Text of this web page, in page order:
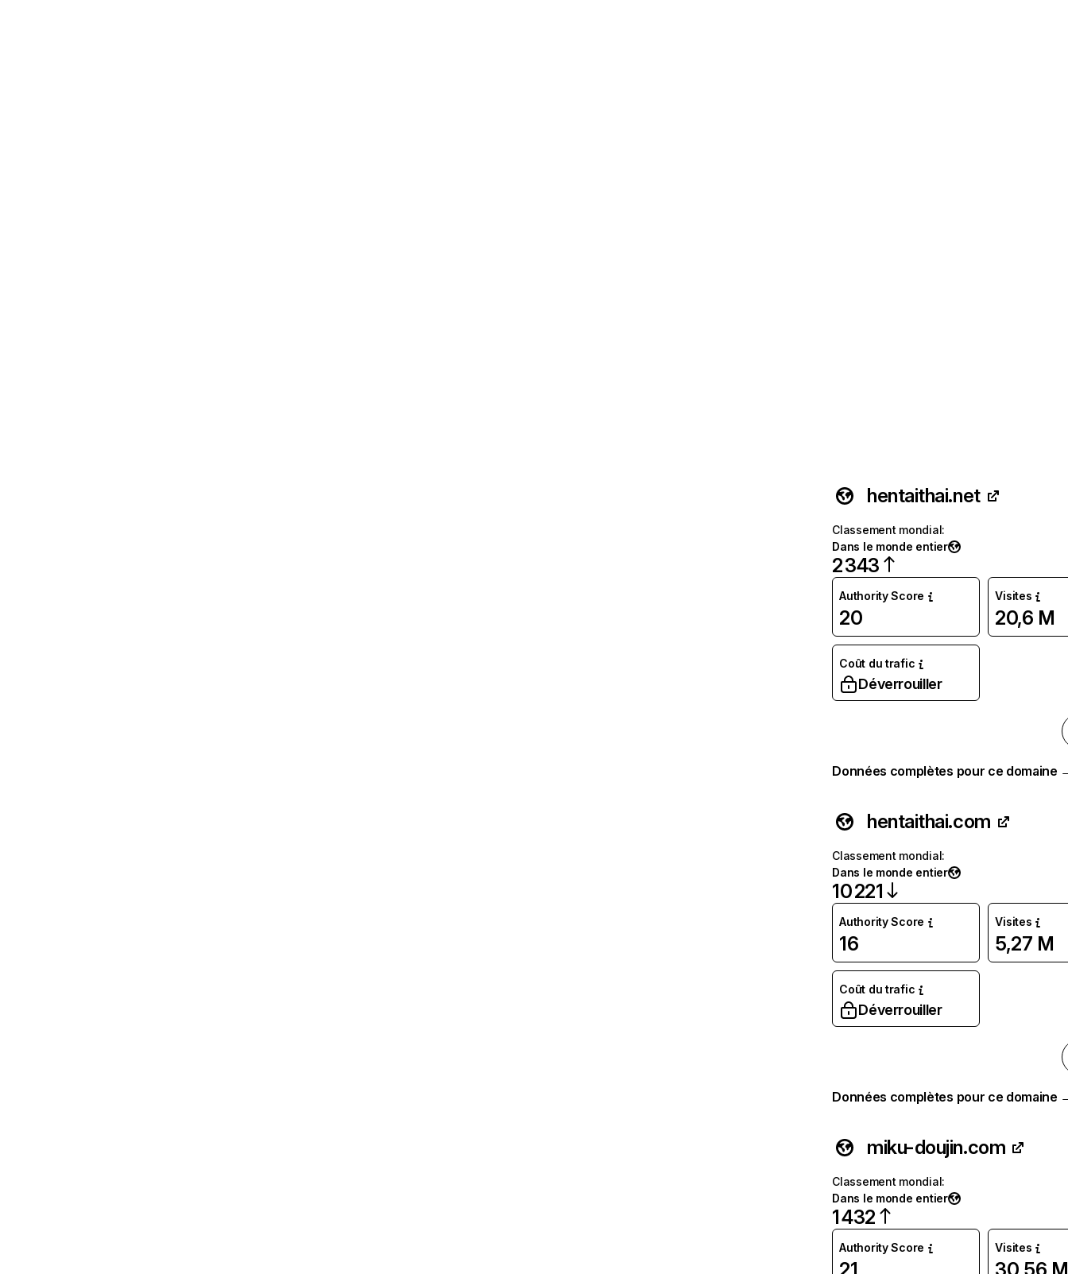
hentaithai.net
Classement mondial:
Dans le monde entier
2 343
Authority Score
20
Visites
20,6 M
Coût du trafic
Déverrouiller
Données complètes pour ce domaine
hentaithai.com
Classement mondial:
Dans le monde entier
10 221
Authority Score
16
Visites
5,27 M
Coût du trafic
Déverrouiller
Données complètes pour ce domaine
miku-doujin.com
Classement mondial:
Dans le monde entier
1 432
Authority Score Visites